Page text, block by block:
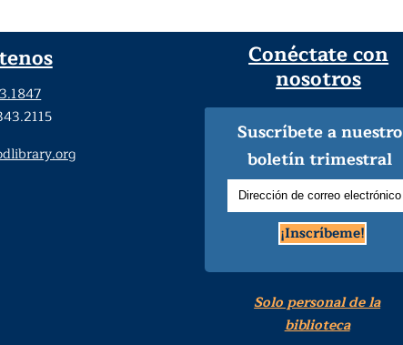
Conéctate con
nosotros
Suscríbete a nuestro
boletín trimestral
¡Inscríbeme!
Solo personal de la
biblioteca